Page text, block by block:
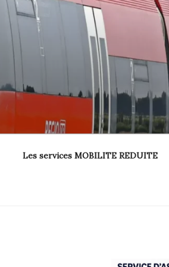
Les services MOBILITE REDUITE